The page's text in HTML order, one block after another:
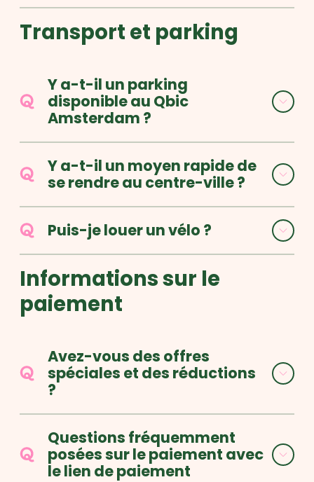
Transport et parking
Y a-t-il un parking
disponible au Qbic
Amsterdam ?
Y a-t-il un moyen rapide de
se rendre au centre-ville ?
Puis-je louer un vélo ?
Informations sur le
paiement
Avez-vous des offres
spéciales et des réductions
?
Questions fréquemment
posées sur le paiement avec
le lien de paiement